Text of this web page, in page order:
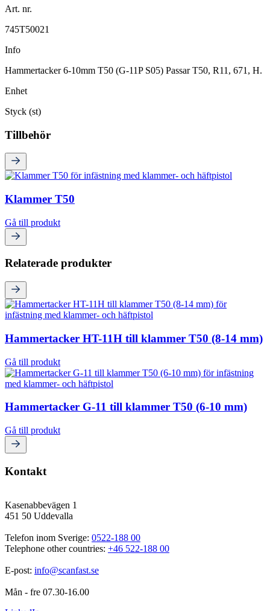
Art. nr.
745T50021
Info
Hammertacker 6-10mm T50 (G-11P S05) Passar T50, R11, 671, H.
Enhet
Styck (st)
Tillbehör
Klammer T50
Gå till produkt
Relaterade produkter
Hammertacker HT-11H till klammer T50 (8-14 mm)
Gå till produkt
Hammertacker G-11 till klammer T50 (6-10 mm)
Gå till produkt
Kontakt
Kasenabbevägen 1
451 50 Uddevalla
Telefon inom Sverige: 0522-188 00
Telephone other countries: +46 522-188 00
E-post: info@scanfast.se
Mån - fre 07.30-16.00